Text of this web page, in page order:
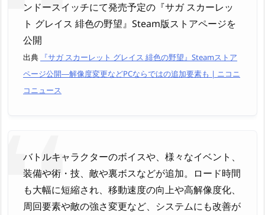
ンドースイッチにて発売予定の『サガ スカーレッ
ト グレイス 緋色の野望』Steam版ストアページを
公開
出典
『サガ スカーレット グレイス 緋色の野望』Steamストア
ページ公開―解像度変更などPCならではの追加要素も | ニコニ
コニュース
バトルキャラクターのボイスや、様々なイベント、
装備や術・技、敵や裏ボスなどが追加。ロード時間
も大幅に短縮され、移動速度の向上や高解像度化、
周回要素や敵の強さ変更など、システムにも改善が